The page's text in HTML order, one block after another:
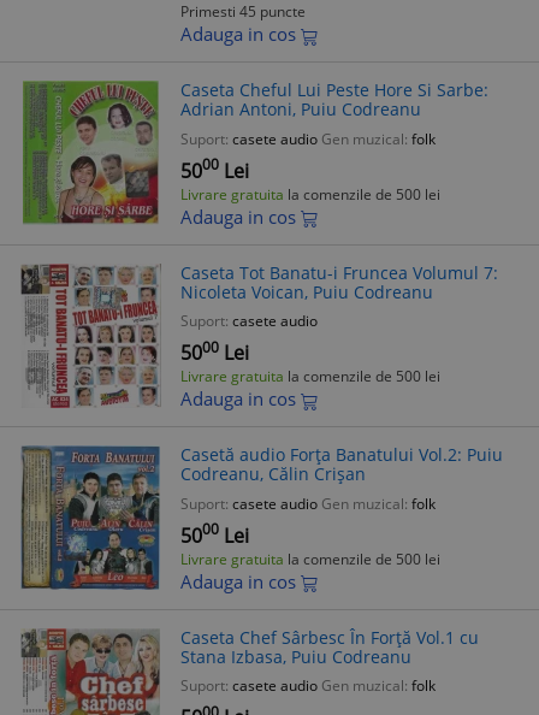
Primesti 45 puncte
Adauga in cos
Caseta Cheful Lui Peste Hore Si Sarbe:
Adrian Antoni, Puiu Codreanu
Suport: casete audio Gen muzical: folk
5000 Lei
Livrare gratuita la comenzile de 500 lei
Adauga in cos
Caseta Tot Banatu-i Fruncea Volumul 7:
Nicoleta Voican, Puiu Codreanu
Suport: casete audio
5000 Lei
Livrare gratuita la comenzile de 500 lei
Adauga in cos
Casetă audio Forța Banatului Vol.2: Puiu
Codreanu, Călin Crișan
Suport: casete audio Gen muzical: folk
5000 Lei
Livrare gratuita la comenzile de 500 lei
Adauga in cos
Caseta Chef Sârbesc În Forță Vol.1 cu
Stana Izbasa, Puiu Codreanu
Suport: casete audio Gen muzical: folk